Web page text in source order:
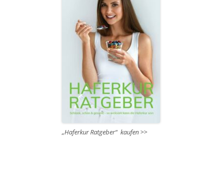
„Haferkur Ratgeber“ kaufen >>